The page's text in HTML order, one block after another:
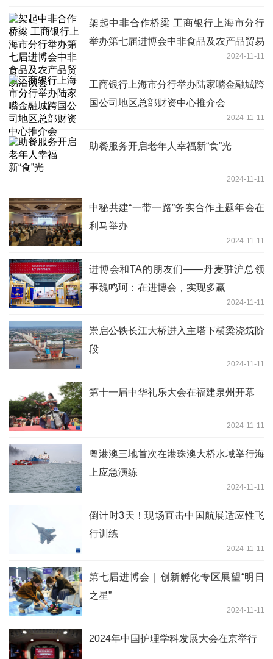
架起中非合作桥梁 工商银行上海市分行
举办第七届进博会中非食品及农产品贸易
2024-11-11
工商银行上海市分行举办陆家嘴金融城跨
国公司地区总部财资中心推介会
2024-11-11
助餐服务开启老年人幸福新“食”光
2024-11-11
中秘共建“一带一路”务实合作主题年会在
利马举办
2024-11-11
进博会和TA的朋友们——丹麦驻沪总领
事魏鸣珂：在进博会，实现多赢
2024-11-11
崇启公铁长江大桥进入主塔下横梁浇筑阶
段
2024-11-11
第十一届中华礼乐大会在福建泉州开幕
2024-11-11
粤港澳三地首次在港珠澳大桥水域举行海
上应急演练
2024-11-11
倒计时3天！现场直击中国航展适应性飞
行训练
2024-11-11
第七届进博会｜创新孵化专区展望“明日
之星”
2024-11-11
2024年中国护理学科发展大会在京举行